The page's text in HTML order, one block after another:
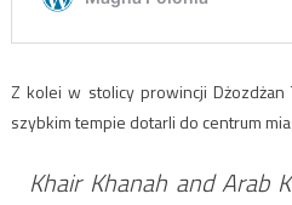
Z kolei w stolicy prowincji
szybkim tempie dotarli do centrum
Khair Khanah and Arab